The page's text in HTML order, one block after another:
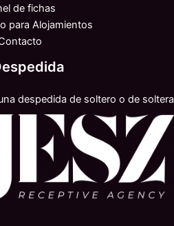
de fichas
para Alojamientos
despedida de soltero o de soltera